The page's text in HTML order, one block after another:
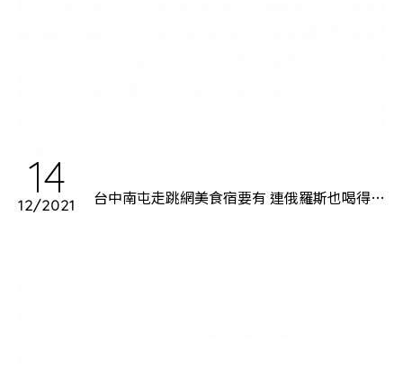
14
12/2021
台中南屯走跳網美食宿要有 連俄羅斯也喝得到